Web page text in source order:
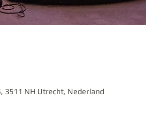
3511 NH Utrecht, Nederland